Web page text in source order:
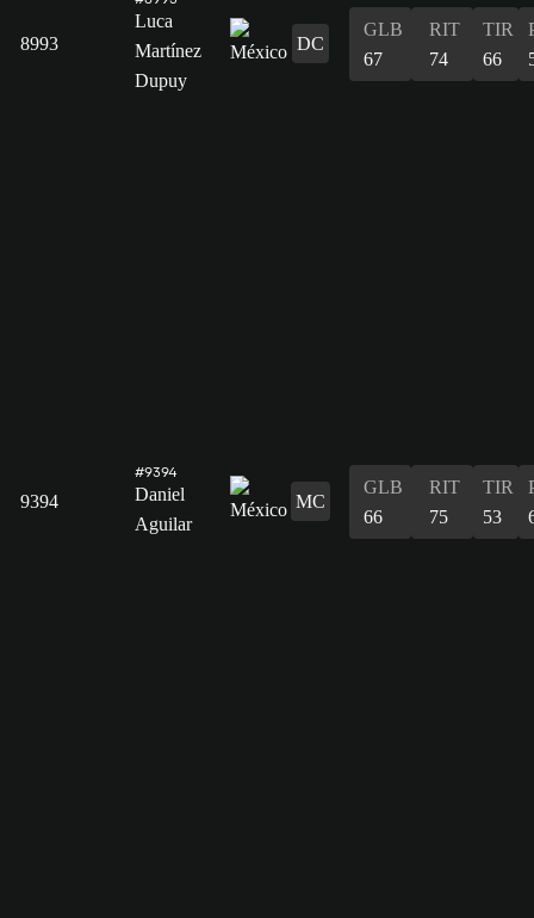
8993
Luca
Martínez
Dupuy
DC
GLB
67
RIT
74
TIR
66
9394
#9394
Daniel
Aguilar
MC
GLB
66
RIT
75
TIR
53